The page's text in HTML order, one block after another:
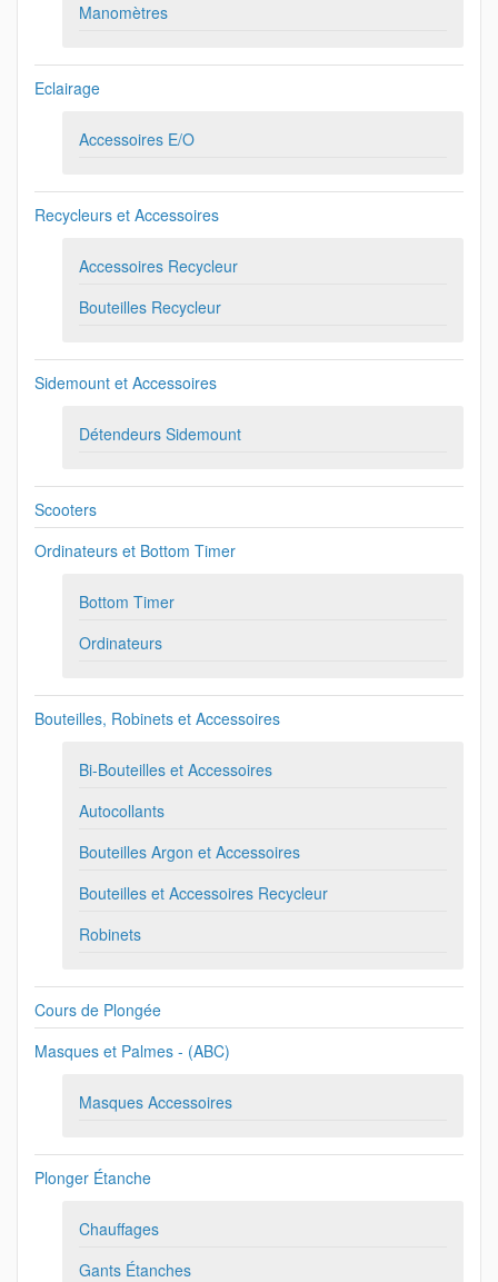
Manomètres
Eclairage
Accessoires E/O
Recycleurs et Accessoires
Accessoires Recycleur
Bouteilles Recycleur
Sidemount et Accessoires
Détendeurs Sidemount
Scooters
Ordinateurs et Bottom Timer
Bottom Timer
Ordinateurs
Bouteilles, Robinets et Accessoires
Bi-Bouteilles et Accessoires
Autocollants
Bouteilles Argon et Accessoires
Bouteilles et Accessoires Recycleur
Robinets
Cours de Plongée
Masques et Palmes - (ABC)
Masques Accessoires
Plonger Étanche
Chauffages
Gants Étanches